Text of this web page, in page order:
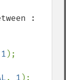
:
1
, 1